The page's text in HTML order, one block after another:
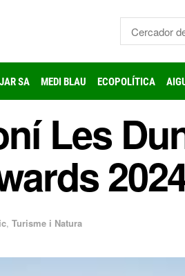
SA MEDI BLAU ECOPOLÍTICA
Les
,Turisme i Natura